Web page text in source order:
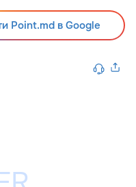
Point.md в Google